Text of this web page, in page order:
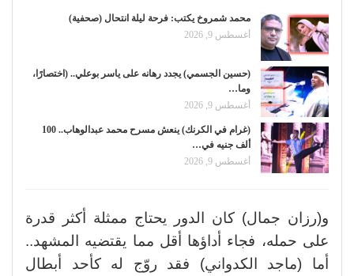
محمد شمروخ يكتب: فرحة ليلة انتحال (صحفية)
أغسطس 9, 2026
(حسين الجسمي) يجدد رهانه على ياسر بوعلي.. (اختصارًا،
وما…
أغسطس 9, 2026
(غرام في الكرنك) ينعش مسرح محمد عبدالوهاب.. 100
ألف جنيه في…
أغسطس 9, 2026
و(رزان جمال) كان الدور يحتاج ممثلة أكثر قدرة
على حمله، فجاء أداؤها أقل مما يقتضيه المشهد..
أما (ماجد الكدواني) فقد روّج له كأحد أبطال